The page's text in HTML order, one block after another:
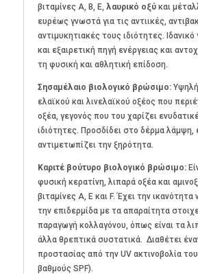
βιταμίνες Α, Β, Ε, λαυρικό οξύκαι
ευρέως γνωστά για τις αντιικές,
αντιμυκητιακές τους ιδιότητες. Ιδανικό
και εξαιρετική πηγή ενέργειας και
τη φυσική και αθλητική επίδοση.
Σησαμέλαιο βιολογικό βρώσιμο:Yψηλή
ελαϊκού και λινελαϊκού οξέος που
οξέα, γεγονός που του χαρίζει
ιδιότητες. Προσδίδει στο δέρμα λάμψη,
αντιμετωπίζει την ξηρότητα.
Καριτέ βούτυρο βιολογικό βρώσιμο:
φυσική κερατίνη, λιπαρά οξέα και
βιταμίνες A, E και F. Έχει την ικανότητα
την επιδερμίδα με τα απαραίτητα
παραγωγή κολλαγόνου, όπως είναι τα
άλλα θρεπτικά συστατικά. Διαθέτει
προστασίας από την UV ακτινοβολία
βαθμούς SPF).